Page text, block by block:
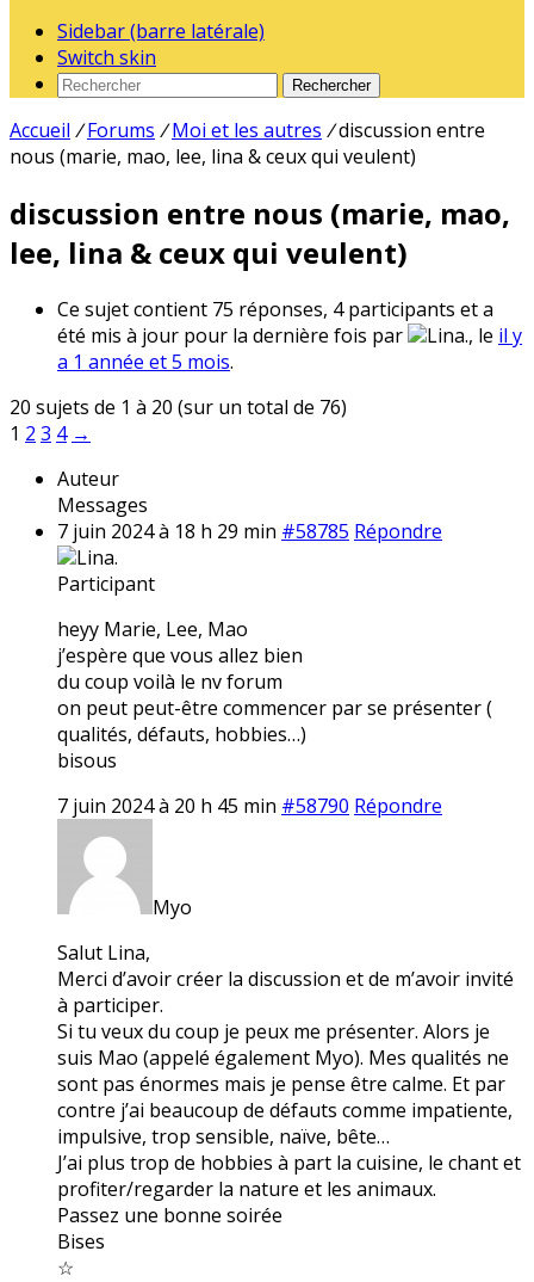
Sidebar (barre latérale)
Switch skin
Rechercher
Accueil / Forums / Moi et les autres /discussion entre
nous (marie, mao, lee, lina & ceux qui veulent)
discussion entre nous (marie, mao,
lee, lina & ceux qui veulent)
Ce sujet contient 75 réponses, 4 participants et a
été mis à jour pour la dernière fois par
Lina., le il y
a 1 année et 5 mois.
20 sujets de 1 à 20 (sur un total de 76)
1 2 3 4 →
Auteur
Messages
7 juin 2024 à 18 h 29 min #58785 Répondre
Lina.
Participant
heyy Marie, Lee, Mao
j’espère que vous allez bien
du coup voilà le nv forum
on peut peut-être commencer par se présenter (
qualités, défauts, hobbies…)
bisous
7 juin 2024 à 20 h 45 min #58790 Répondre
Myo
Salut Lina,
Merci d’avoir créer la discussion et de m’avoir invité
à participer.
Si tu veux du coup je peux me présenter. Alors je
suis Mao (appelé également Myo). Mes qualités ne
sont pas énormes mais je pense être calme. Et par
contre j’ai beaucoup de défauts comme impatiente,
impulsive, trop sensible, naïve, bête…
J’ai plus trop de hobbies à part la cuisine, le chant et
profiter/regarder la nature et les animaux.
Passez une bonne soirée
Bises
☆